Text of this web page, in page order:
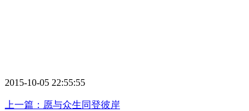
2015-10-05 22:55:55
上一篇：愿与众生同登彼岸